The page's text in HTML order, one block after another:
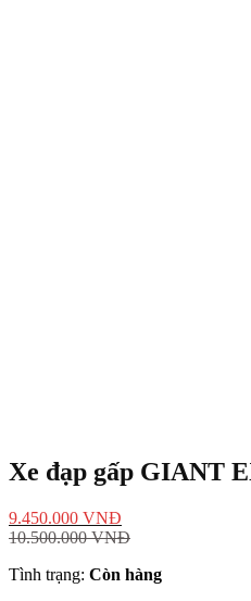
Xe đạp gấp GIANT
9.450.000 VNĐ
10.500.000VNĐ
Tình trạng: Còn hàng